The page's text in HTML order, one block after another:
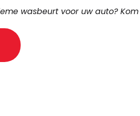
wasbeurt voor uw auto?